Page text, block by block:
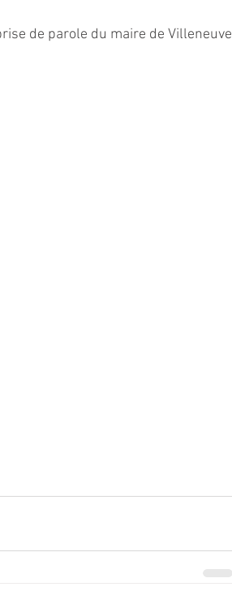
de parole du maire de Villeneuve